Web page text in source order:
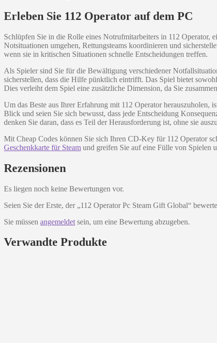
Erleben Sie 112 Operator auf dem PC
Schlüpfen Sie in die Rolle eines Notrufmitarbeiters in 112 Operator,
Notsituationen umgehen, Rettungsteams koordinieren und
wenn sie in kritischen Situationen schnelle Entscheidungen treffen.
Als Spieler sind Sie für die Bewältigung verschiedener
sicherstellen, dass die Hilfe pünktlich eintrifft. Das Spiel bietet
Dies verleiht dem Spiel eine zusätzliche Dimension, da Sie
Um das Beste aus Ihrer Erfahrung mit 112 Operator
Blick und seien Sie sich bewusst, dass jede Entscheidung
denken Sie daran, dass es Teil der Herausforderung ist, ohne sie
Mit Cheap Codes können Sie sich Ihren CD-Key für 112 Operator
Geschenkkarte für Steam und greifen Sie auf eine Fülle von Spielen
Rezensionen
Es liegen noch keine Bewertungen vor.
Seien Sie der Erste, der „112 Operator Pc Steam Gift Global“
Sie müssen angemeldet sein, um eine Bewertung abzugeben.
Verwandte Produkte